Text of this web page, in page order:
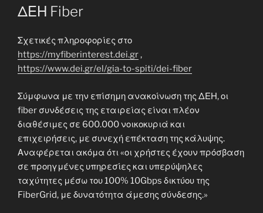
ON
ΔΕΗ Fiber
Σχετικές πληροφορίες στο
https://myfiberinterest.dei.gr,
https://www.dei.gr/el/gia-to-spiti/dei-fiber
Σύμφωνα με την επίσημη ανακοίνωση της ΔΕΗ, οι
fiber συνδέσεις της εταιρείας είναι πλέον
διαθέσιμες σε 600.000 νοικοκυριά και
επιχειρήσεις, με συνεχή επέκταση της κάλυψης.
Αναφέρεται ακόμα ότι «οι χρήστες έχουν πρόσβαση
σε προηγμένες υπηρεσίες και υπερύψηλες
ταχύτητες μέσω του 100% 10Gbps δικτύου της
FiberGrid, με δυνατότητα άμεσης σύνδεσης.»